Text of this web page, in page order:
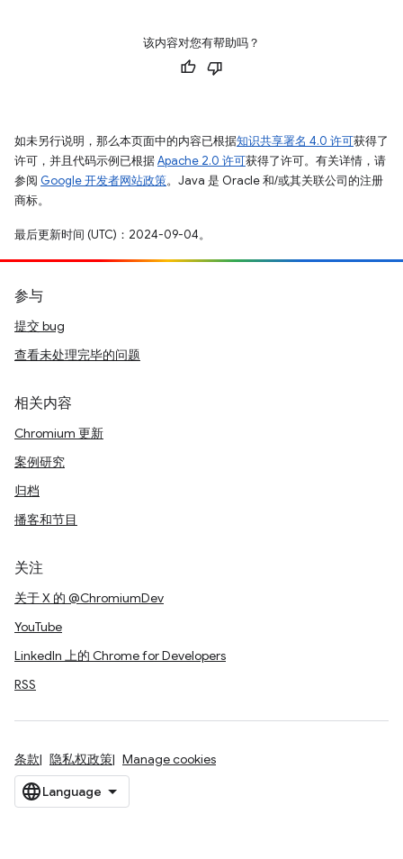
该内容对您有帮助吗？
如未另行说明，那么本页面中的内容已根据知识共享署名 4.0 许可获得了
许可，并且代码示例已根据Apache 2.0 许可获得了许可。有关详情，请
参阅 Google 开发者网站政策。Java 是 Oracle 和/或其关联公司的注册
商标。
最后更新时间 (UTC)：2024-09-04。
参与
提交 bug
查看未处理完毕的问题
相关内容
Chromium 更新
案例研究
归档
播客和节目
关注
关于 X 的 @ChromiumDev
YouTube
LinkedIn 上的 Chrome for Developers
RSS
条款 隐私权政策 Manage cookies